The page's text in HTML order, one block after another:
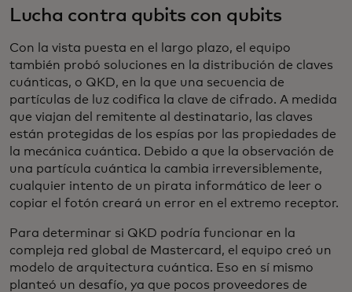
Lucha contra qubits con qubits
Con la vista puesta en el largo plazo, el equipo
también probó soluciones en la distribución de claves
cuánticas, o QKD, en la que una secuencia de
partículas de luz codifica la clave de cifrado. A medida
que viajan del remitente al destinatario, las claves
están protegidas de los espías por las propiedades de
la mecánica cuántica. Debido a que la observación de
una partícula cuántica la cambia irreversiblemente,
cualquier intento de un pirata informático de leer o
copiar el fotón creará un error en el extremo receptor.
Para determinar si QKD podría funcionar en la
compleja red global de Mastercard, el equipo creó un
modelo de arquitectura cuántica. Eso en sí mismo
planteó un desafío, ya que pocos proveedores de